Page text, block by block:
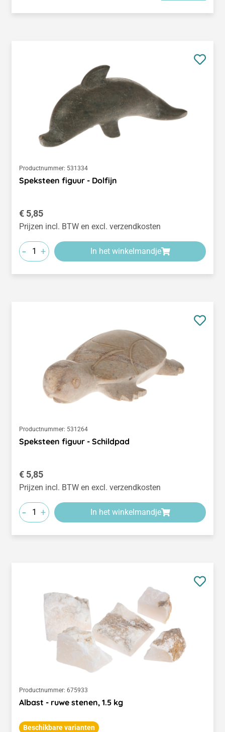
Productnummer: 531334
Speksteen figuur - Dolfijn
Normale prijs:
€ 5,85
Prijzen incl. BTW en excl. verzendkosten
- + In het winkelmandje
Productnummer: 531264
Speksteen figuur - Schildpad
Normale prijs:
€ 5,85
Prijzen incl. BTW en excl. verzendkosten
- + In het winkelmandje
Productnummer: 675933
Albast - ruwe stenen, 1.5 kg
Beschikbare varianten